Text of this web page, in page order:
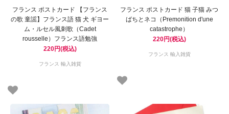
フランス ポストカード 【フランス
の歌 童謡】フランス語 猫 犬 ギヨー
ム・ルセル風刺歌（Cadet
rousselle）フランス語勉強
220円(税込)
フランス 輸入雑貨
フランス ポストカード 猫 子猫 みつ
ばちとネコ（Premonition d'une
catastrophe）
220円(税込)
フランス 輸入雑貨